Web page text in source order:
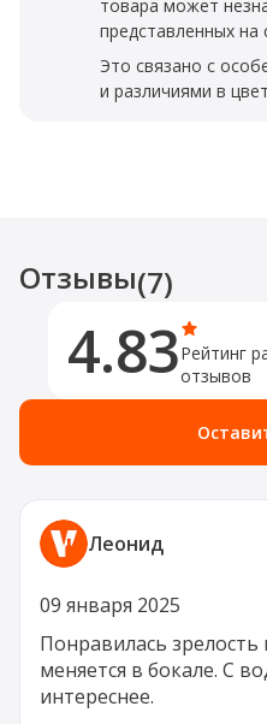
товара может
представленных на
Это связано с
и различиями в
Отзывы(7)
4.83Рейтинг
отзывов
Леонид
09 января 2025
Понравилась зрелость
меняется в бокале. С
интереснее.